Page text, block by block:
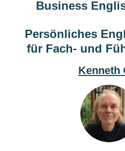
Business
Persönliches
für Fach- und
Kenneth